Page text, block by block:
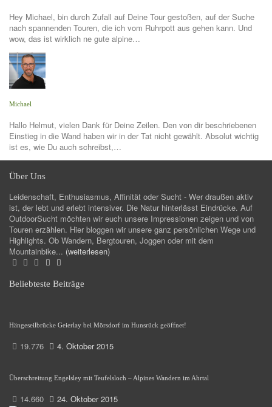
Hey Michael, bin durch Zufall auf Deine Tour gestoßen, auf der Suche
nach spannenden Touren, die ich vom Ruhrpott aus gehen kann. Und
wow, das ist wirklich ne gute alpine…
Michael
Hallo Helmut, vielen Dank für Deine Zeilen. Den von dir beschriebenen
Einstieg in die Wand haben wir in der Tat nicht gewählt. Absolut wichtig
ist es, wie Du auch schreibst,…
Über Uns
Leidenschaft, Enthusiasmus, Affinität oder Sucht - Wer draußen aktiv
ist, der lebt und erlebt intensiver. Die Natur hinterlässt Eindrücke. Auf
OutdoorSucht möchten wir euch unsere Impressionen zeigen und von
Touren erzählen. Hier bloggen wir unsere ganz persönlichen Wege und
Highlights. Ob Wandern, Bergtouren, Joggen oder mit dem
Mountainbike... (weiterlesen)
Beliebteste Beiträge
Hängeseilbrücke Geierlay bei Mörsdorf im Hunsrück geöffnet!
19.776 4. Oktober 2015
Überschreitung Engelsley mit Teufelsloch – Alpines Wandern im Ahrtal
14.660 24. Oktober 2015